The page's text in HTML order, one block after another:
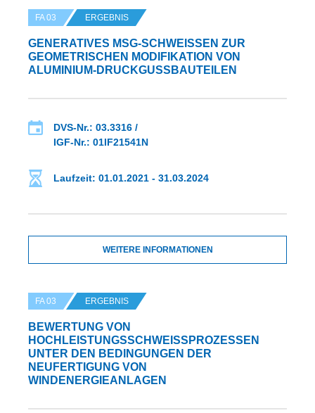
FA 03 ERGEBNIS
GENERATIVES MSG-SCHWEISSEN ZUR G
EOMETRISCHEN MODIFIKATION VON A
LUMINIUM-DRUCKGUSSBAUTEILEN
DVS-Nr.: 03.3316 /
IGF-Nr.: 01IF21541N
Laufzeit: 01.01.2021 - 31.03.2024
WEITERE INFORMATIONEN
FA 03 ERGEBNIS
BEWERTUNG VON
HOCHLEISTUNGSSCHWEISSPROZESSEN U
NTER DEN BEDINGUNGEN DER N
EUFERTIGUNG VON W
INDENERGIEANLAGEN